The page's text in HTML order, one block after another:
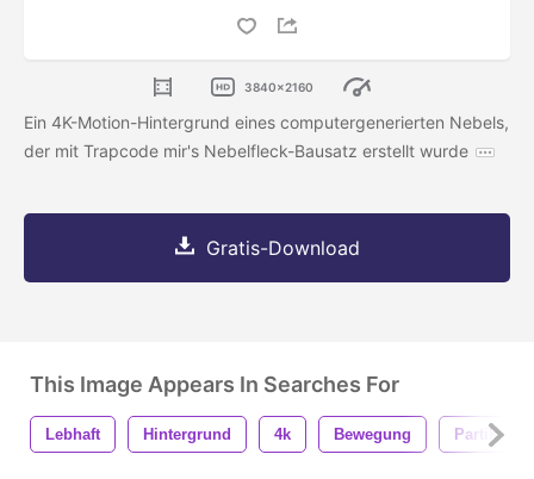
3840x2160
Ein 4K-Motion-Hintergrund eines computergenerierten Nebels,
der mit Trapcode mir's Nebelfleck-Bausatz erstellt wurde
Gratis-Download
This Image Appears In Searches For
Lebhaft Hintergrund 4k Bewegung Partikel